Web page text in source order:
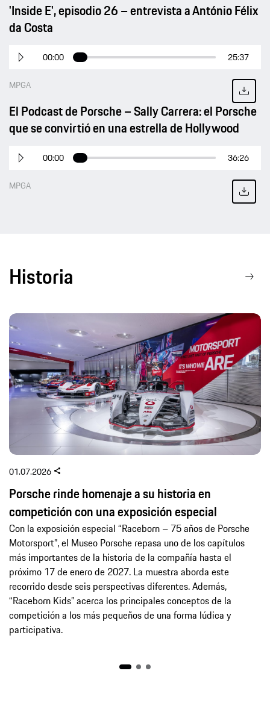
'Inside E', episodio 26 – entrevista a António Félix
da Costa
00:00 25:37
MPGA
El Podcast de Porsche – Sally Carrera: el Porsche
que se convirtió en una estrella de Hollywood
00:00 36:26
MPGA
Historia
01.07.2026
Porsche rinde homenaje a su historia en
competición con una exposición especial
Con la exposición especial “Raceborn – 75 años de Porsche
Motorsport”, el Museo Porsche repasa uno de los capítulos
más importantes de la historia de la compañía hasta el
próximo 17 de enero de 2027. La muestra aborda este
recorrido desde seis perspectivas diferentes. Además,
“Raceborn Kids” acerca los principales conceptos de la
competición a los más pequeños de una forma lúdica y
participativa.